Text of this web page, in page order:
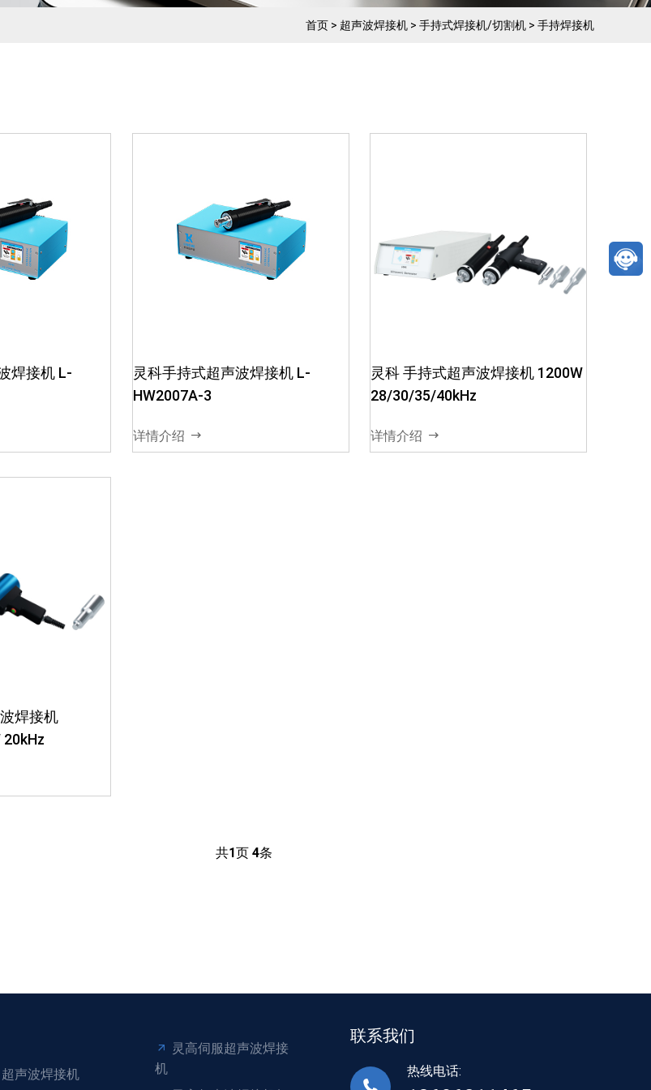
首页 > 超声波焊接机 > 手持式焊接机/切割机 > 手持焊接机
行】全彩高清
使用03【多种
焊接机 L-
01【智能操作运行】全彩高清
触摸屏,数据可视化便捷操作调
灵科手持式超声波焊接机 L-
HW2007A-3
详情介绍
01【智能操作运行】配置4.3
寸全彩高清触摸屏,数据可视化
灵科 手持式超声波焊接机 1200W
28/30/35/40kHz
详情介绍
,数据可视化
【适用机型更
高频压机使
...
焊接机
20kHz
共1页 4条
超声波焊接机
灵高伺服超声波焊接
机
联系我们
热线电话: